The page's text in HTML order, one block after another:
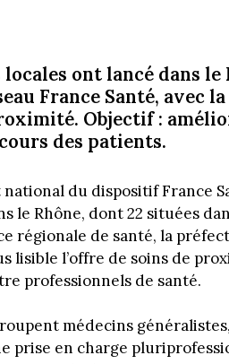
ont lancé dans le
France Santé, avec
Objectif :
des patients.
du dispositif France
le Rhône, dont 22 situées
régionale de santé, la
lisible l’offre de soins de
professionnels de santé.
médecins
prise en charge